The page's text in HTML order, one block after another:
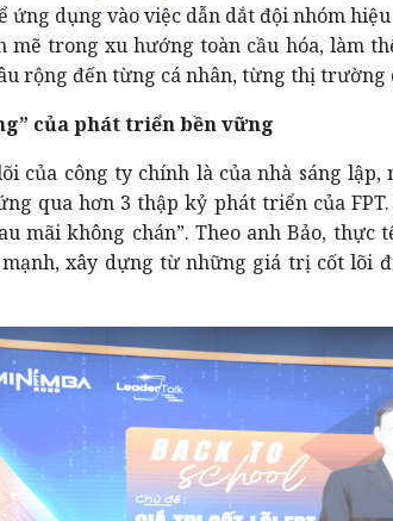
ứng dụng vào việc dẫn dắt đội nhóm
mẽ trong xu hướng toàn cầu hóa, làm
rộng đến từng cá nhân, từng thị trường
của phát triển bền vững
của công ty chính là của nhà sáng lập,
qua hơn 3 thập kỷ phát triển của
mãi không chán”. Theo anh Bảo, thực
xây dựng từ những giá trị cốt lõi